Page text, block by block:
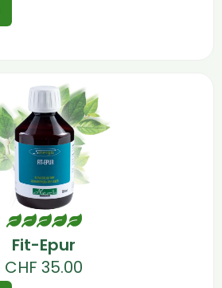
Fit-Epur
CHF 35.00